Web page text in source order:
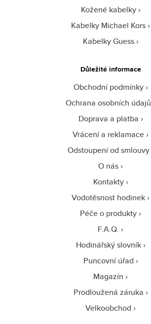
Kožené kabelky
Kabelky Michael Kors
Kabelky Guess
Důležité informace
Obchodní podmínky
Ochrana osobních údajů
Doprava a platba
Vrácení a reklamace
Odstoupení od smlouvy
O nás
Kontakty
Vodotěsnost hodinek
Péče o produkty
F.A.Q.
Hodinářský slovník
Puncovní úřad
Magazín
Prodloužená záruka
Velkoobchod